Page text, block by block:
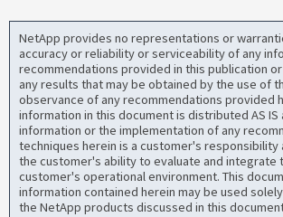
NetApp provides no representations or
accuracy or reliability or serviceability of any
recommendations provided in this publication
any results that may be obtained by the use of
observance of any recommendations provided
information in this document is distributed AS IS
information or the implementation of any
techniques herein is a customer's responsibility
the customer's ability to evaluate and integrate
customer's operational environment. This
information contained herein may be used
the NetApp products discussed in this